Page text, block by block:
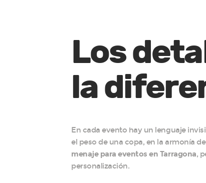
Los
la
En cada evento hay un lenguaje
el peso de una copa, en la armonía
menaje para eventos en Tarragona,
personalización.